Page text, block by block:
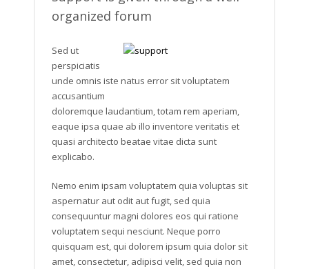
organized forum
Sed ut
perspiciatis
unde omnis iste natus error sit voluptatem
accusantium
doloremque laudantium, totam rem aperiam,
eaque ipsa quae ab illo inventore veritatis et
quasi architecto beatae vitae dicta sunt
explicabo.
Nemo enim ipsam voluptatem quia voluptas sit
aspernatur aut odit aut fugit, sed quia
consequuntur magni dolores eos qui ratione
voluptatem sequi nesciunt. Neque porro
quisquam est, qui dolorem ipsum quia dolor sit
amet, consectetur, adipisci velit, sed quia non